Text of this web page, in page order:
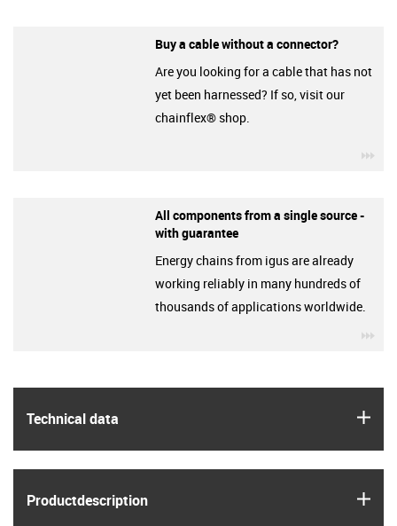
Technical data
Product­description
Buy a cable without a connector?
Are you looking for a cable that has not
yet been harnessed? If so, visit our
chainflex® shop.
All components from a single source -
with guarantee
Energy chains from igus are already
working reliably in many hundreds of
thousands of applications worldwide.